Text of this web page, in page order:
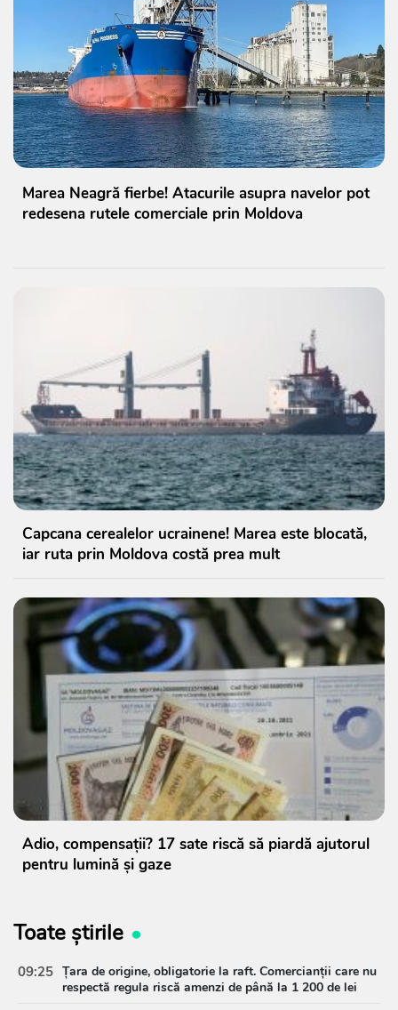
Marea Neagră fierbe! Atacurile asupra navelor pot
redesena rutele comerciale prin Moldova
Capcana cerealelor ucrainene! Marea este blocată,
iar ruta prin Moldova costă prea mult
Adio, compensații? 17 sate riscă să piardă ajutorul
pentru lumină și gaze
Toate știrile
09:25 Țara de origine, obligatorie la raft. Comercianții care nu
respectă regula riscă amenzi de până la 1 200 de lei